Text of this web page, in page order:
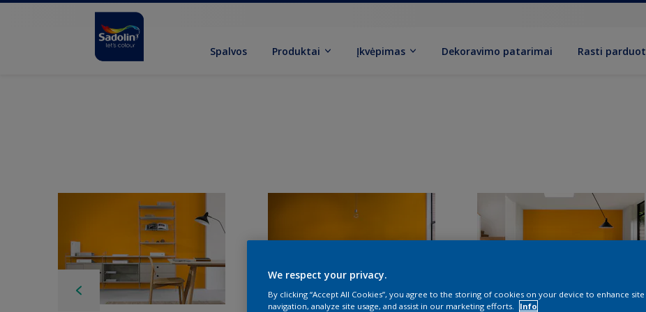
Spalvos Produktai Įkvėpimas Dekoravimo patarimai Rasti
We respect your privacy.
By clicking “Accept All Cookies”, you agree to the storing of cookies on your device to enhance site
navigation, analyze site usage, and assist in our marketing efforts.
Info